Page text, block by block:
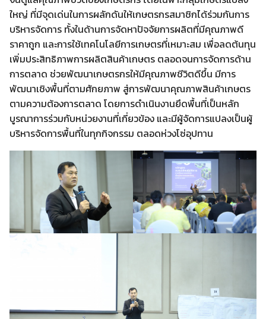
ใหญ่ ที่มีจุดเด่นในการผลักดันให้เกษตรกรสมาชิกได้ร่วมกันการ
บริหารจัดการ ทั้งในด้านการจัดหาปัจจัยการผลิตที่มีคุณภาพดี
ราคาถูก และการใช้เทคโนโลยีการเกษตรที่เหมาะสม เพื่อลดต้นทุน
เพิ่มประสิทธิภาพการผลิตสินค้าเกษตร ตลอดจนการจัดการด้าน
การตลาด ช่วยพัฒนาเกษตรกรให้มีคุณภาพชีวิตดีขึ้น มีการ
พัฒนาเชิงพื้นที่ตามศักยภาพ สู่การพัฒนาคุณภาพสินค้าเกษตร
ตามความต้องการตลาด โดยการดำเนินงานยึดพื้นที่เป็นหลัก
บูรณาการร่วมกับหน่วยงานที่เกี่ยวข้อง และมีผู้จัดการแปลงเป็นผู้
บริหารจัดการพื้นที่ในทุกกิจกรรม ตลอดห่วงโซ่อุปทาน